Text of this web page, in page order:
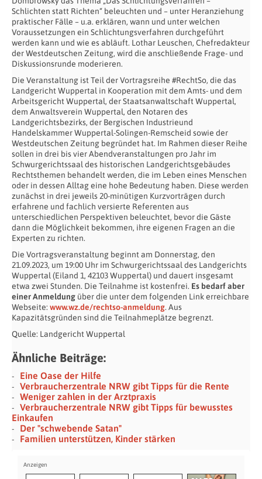
Schlichten statt Richten“ beleuchten und – unter Heranziehung
praktischer Fälle – u.a. erklären, wann und unter welchen
Voraussetzungen ein Schlichtungsverfahren durchgeführt
werden kann und wie es abläuft. Lothar Leuschen, Chefredakteur
der Westdeutschen Zeitung, wird die anschließende Frage- und
Diskussionsrunde moderieren.
Die Veranstaltung ist Teil der Vortragsreihe #RechtSo, die das
Landgericht Wuppertal in Kooperation mit dem Amts- und dem
Arbeitsgericht Wuppertal, der Staatsanwaltschaft Wuppertal,
dem Anwaltsverein Wuppertal, den Notaren des
Landgerichtsbezirks, der Bergischen Industrieund
Handelskammer Wuppertal-Solingen-Remscheid sowie der
Westdeutschen Zeitung begründet hat. Im Rahmen dieser Reihe
sollen in drei bis vier Abendveranstaltungen pro Jahr im
Schwurgerichtssaal des historischen Landgerichtsgebäudes
Rechtsthemen behandelt werden, die im Leben eines Menschen
oder in dessen Alltag eine hohe Bedeutung haben. Diese werden
zunächst in drei jeweils 20-minütigen Kurzvorträgen durch
erfahrene und fachlich versierte Referenten aus
unterschiedlichen Perspektiven beleuchtet, bevor die Gäste
dann die Möglichkeit bekommen, ihre eigenen Fragen an die
Experten zu richten.
Die Vortragsveranstaltung beginnt am Donnerstag, den
21.09.2023, um 19:00 Uhr im Schwurgerichtssaal des Landgerichts
Wuppertal (Eiland 1, 42103 Wuppertal) und dauert insgesamt
etwa zwei Stunden. Die Teilnahme ist kostenfrei. Es bedarf aber
einer Anmeldung über die unter dem folgenden Link erreichbare
Webseite: www.wz.de/rechtso-anmeldung. Aus
Kapazitätsgründen sind die Teilnahmeplätze begrenzt.
Quelle: Landgericht Wuppertal
Ähnliche Beiträge:
Eine Oase der Hilfe
Verbraucherzentrale NRW gibt Tipps für die Rente
Weniger zahlen in der Arztpraxis
Verbraucherzentrale NRW gibt Tipps für bewusstes
Einkaufen
Der "schwebende Satan"
Familien unterstützen, Kinder stärken